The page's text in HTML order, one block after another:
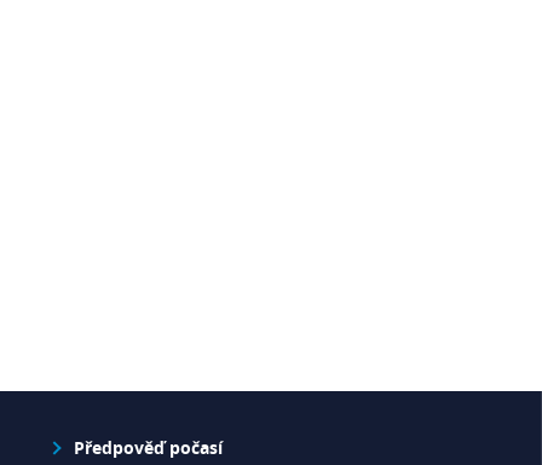
Předpověď počasí